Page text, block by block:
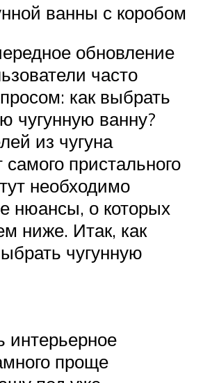
ванны с коробом
обновление
часто
как выбрать
чугунную ванну?
из чугуна
пристального
необходимо
нюансы, о которых
ниже. Итак, как
чугунную
интерьерное
проще